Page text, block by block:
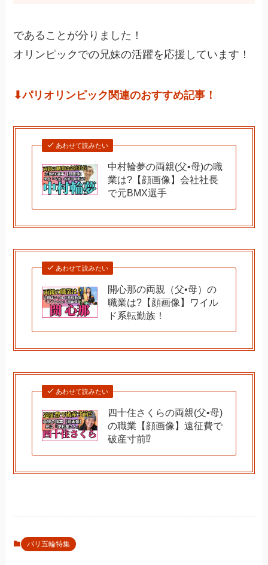
であることが分りました！
オリンピックでの兄妹の活躍を応援しています！
⬇︎パリオリンピック関連のおすすめ記事！
あわせて読みたい
中村輪夢の両親(父•母)の職
業は?【顔画像】会社社長
で元BMX選手
あわせて読みたい
開心那の両親（父•母）の
職業は?【顔画像】ワイル
ド系転勤族！
あわせて読みたい
四十住さくらの両親(父•母)
の職業【顔画像】遠征費で
破産寸前⁉︎
パリ五輪特集